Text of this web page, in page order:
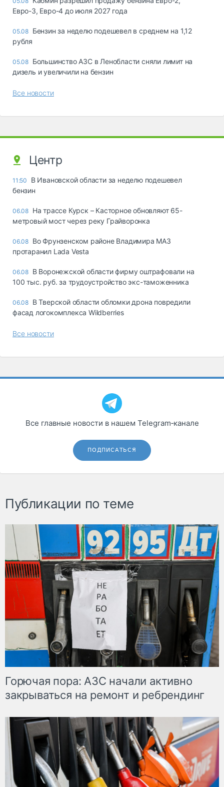
Евро-3, Евро-4 до июля 2027 года
05.08 Бензин за неделю подешевел в среднем на 1,12
рубля
05.08 Большинство АЗС в Ленобласти сняли лимит на
дизель и увеличили на бензин
Все новости
Центр
11:50
В Ивановской области за неделю подешевел
бензин
06.08 На трассе Курск – Касторное обновляют 65-
метровый мост через реку Грайворонка
06.08 Во Фрунзенском районе Владимира МАЗ
протаранил Lada Vesta
06.08 В Воронежской области фирму оштрафовали на
100 тыс. руб. за трудоустройство экс-таможенника
06.08 В Тверской области обломки дрона повредили
фасад логокомплекса Wildberries
Все новости
Все главные новости в нашем Telegram‑канале
ПОДПИСАТЬСЯ
Публикации по теме
Горючая пора: АЗС начали активно
закрываться на ремонт и ребрендинг